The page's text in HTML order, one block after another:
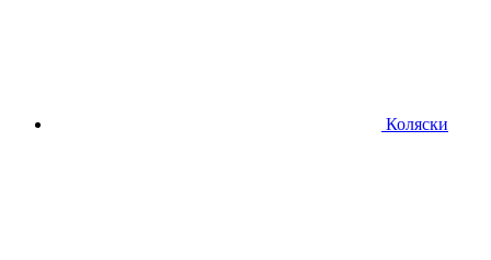
Коляски